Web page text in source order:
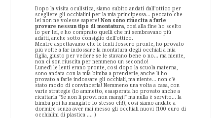
Dopo la visita oculistica, siamo subito andati dall'ottico per
scegliere gli occhialini per la mia principessa... peccato che
lei non ne volesse sapere! Non sono riuscita a farle
provare nessun tipo di montatura , così alla fine ho scelto
io per lei, e ho comprato quelli che mi sembravano più
adatti, anche sotto consiglio dell'ottico.
Mentre aspettavamo che le lenti fossero pronte, ho provato
più volte a far indossare la montatura degli occhiali a mia
figlia, giusto per vedere se le stavano bene o no... ma niente,
non ci son riuscita per nemmeno un secondo!
Lunedì le lenti erano pronte, così dopo la scuola materna,
sono andata con la mia bimba a prenderle, anche lì ho
provato a farle indossare gli occhiali, ma niente... non c'è
stato modo di convincerla! Nemmeno una volta a casa, con
varie strategie (lo ammetto, esasperata ho provato anche a
ricattarla "Se non li provi non mangi!" ma nulla è servito... la
bimba poi ha mangiato lo stesso eh!), così siamo andate a
dormire senza aver mai messo gli occhiali nuovi (100 euro di
occhialini di plastica .... )